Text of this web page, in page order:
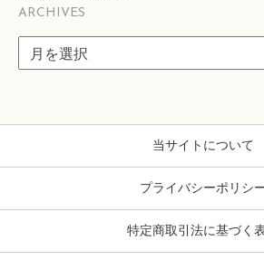
ARCHIVES
当サイトについて
プライバシーポリシ
特定商取引法に基づく